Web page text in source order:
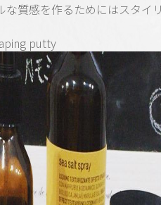
な質感を作るためにはスタイ
putty